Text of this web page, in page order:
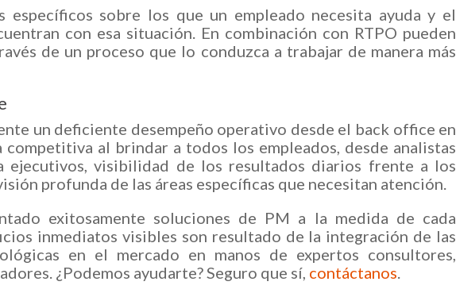
específicos sobre los que un empleado necesita ayuda y el
con esa situación. En combinación con RTPO pueden
de un proceso que lo conduzca a trabajar de manera más
un deficiente desempeño operativo desde el back office en
competitiva al brindar a todos los empleados, desde analistas
ejecutivos, visibilidad de los resultados diarios frente a los
profunda de las áreas específicas que necesitan atención.
exitosamente soluciones de PM a la medida de cada
inmediatos visibles son resultado de la integración de las
en el mercado en manos de expertos consultores,
¿Podemos ayudarte? Seguro que sí, contáctanos